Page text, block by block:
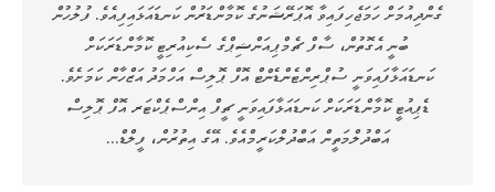
ގެންދިއުމަށް ހަމަޖެހިފައިވާ އޮޕަރޭޝަނުގެ ކޮމާންޑަރުން ކަނޑައަޅައިފިއެވެ. ފުލުހުން
ބުނީ އެގޮތުން، ސާފް ޗެމްޕިއަންޝިޕްގެ ސެކިއުރިޓީ ކޮމާންޑަރަކަށް
ކަނޑައަޅާފައިވަނީ ސުޕްރިންޓެންޑެންޓް އޮފް ޕޮލިސް އަހްމަދު އަޒްހާން ކަމަށެވެ.
ޑެޕިއުޓީ ކޮމާންޑަރަކަށް ކަނޑައަޅާފައިވަނީ ޗީފް އިންސްޕެކްޓަރ އޮފް ޕޮލިސް
އަބްދުލްމަތީން އަބްދުލްކަރީމްއެވެ. އޭގެ އިތުރުން، ފީލްޑް…